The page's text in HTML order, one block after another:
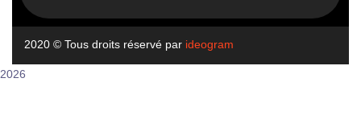
2020 © Tous droits réservé par ideogram
2026